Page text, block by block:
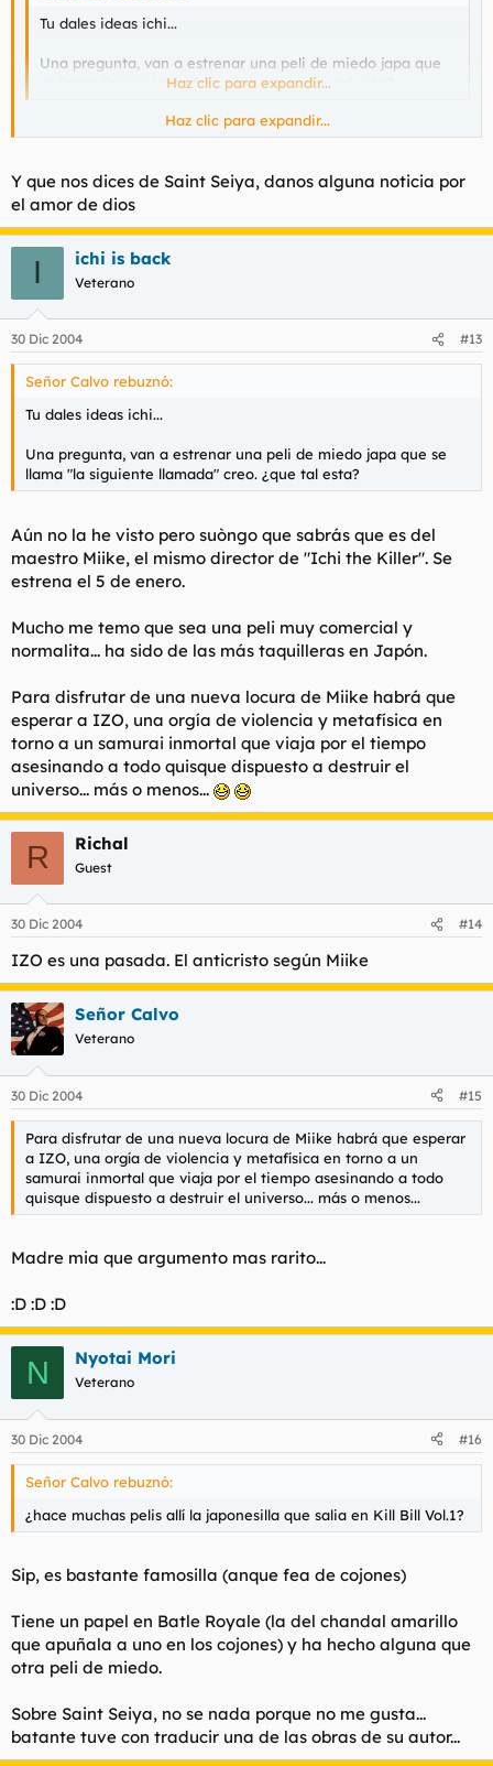
Tu dales ideas ichi...
Una pregunta, van a estrenar una peli de miedo japa que
se llama "la siguiente llamada" creo. ¿que tal esta?
Haz clic para expandir...
Tenía entendido que era "Llamada perdida". Dicen que está
Os recomiendo "Skyhigh", basada en un manga. La peli en sí
no es muy buena, pero la idea origianal del manga, sí. Y Izuko
está tremenda.
Haz clic para expandir...
Y que nos dices de Saint Seiya, danos alguna noticia por
el amor de dios
I ichi is back
Veterano
30 Dic 2004 #13
Señor Calvo rebuznó:
Tu dales ideas ichi...
Una pregunta, van a estrenar una peli de miedo japa que se
llama "la siguiente llamada" creo. ¿que tal esta?
Aún no la he visto pero suòngo que sabrás que es del
maestro Miike, el mismo director de "Ichi the Killer". Se
estrena el 5 de enero.
Mucho me temo que sea una peli muy comercial y
normalita... ha sido de las más taquilleras en Japón.
Para disfrutar de una nueva locura de Miike habrá que
esperar a IZO, una orgía de violencia y metafísica en
torno a un samurai inmortal que viaja por el tiempo
asesinando a todo quisque dispuesto a destruir el
universo... más o menos...
R Richal
Guest
30 Dic 2004 #14
IZO es una pasada. El anticristo según Miike
Señor Calvo
Veterano
30 Dic 2004 #15
Para disfrutar de una nueva locura de Miike habrá que esperar
a IZO, una orgía de violencia y metafísica en torno a un
samurai inmortal que viaja por el tiempo asesinando a todo
quisque dispuesto a destruir el universo... más o menos...
Madre mia que argumento mas rarito...
:D :D :D
N Nyotai Mori
Veterano
30 Dic 2004 #16
Señor Calvo rebuznó:
¿hace muchas pelis allí la japonesilla que salia en Kill Bill Vol.1?
Sip, es bastante famosilla (anque fea de cojones)
Tiene un papel en Batle Royale (la del chandal amarillo
que apuñala a uno en los cojones) y ha hecho alguna que
otra peli de miedo.
Sobre Saint Seiya, no se nada porque no me gusta...
batante tuve con traducir una de las obras de su autor...